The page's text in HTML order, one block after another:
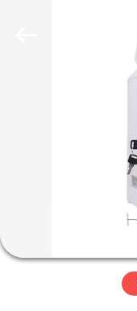
FABRIK-